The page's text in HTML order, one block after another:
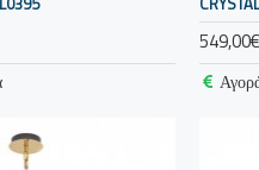
549,00€